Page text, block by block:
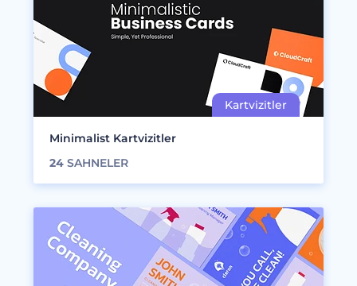
Minimalist Kartvizitler
24 SAHNELER